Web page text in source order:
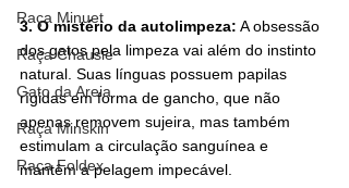
Raça Minuet
Raça Chausie
Gato da Areia
Raça Minskin
Raça Foldex
3. O mistério da autolimpeza: A obsessão
dos gatos pela limpeza vai além do instinto
natural. Suas línguas possuem papilas
rígidas em forma de gancho, que não
apenas removem sujeira, mas também
estimulam a circulação sanguínea e
mantêm a pelagem impecável.